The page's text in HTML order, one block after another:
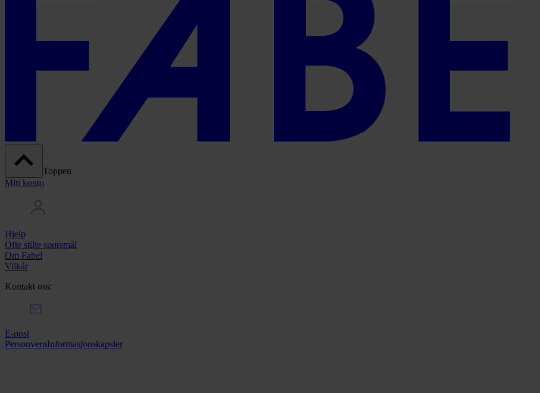
Toppen
Min konto
Hjelp
Ofte stilte spørsmål
Om Fabel
Vilkår
Kontakt oss:
E-post
PersonvernInformasjonskapsler